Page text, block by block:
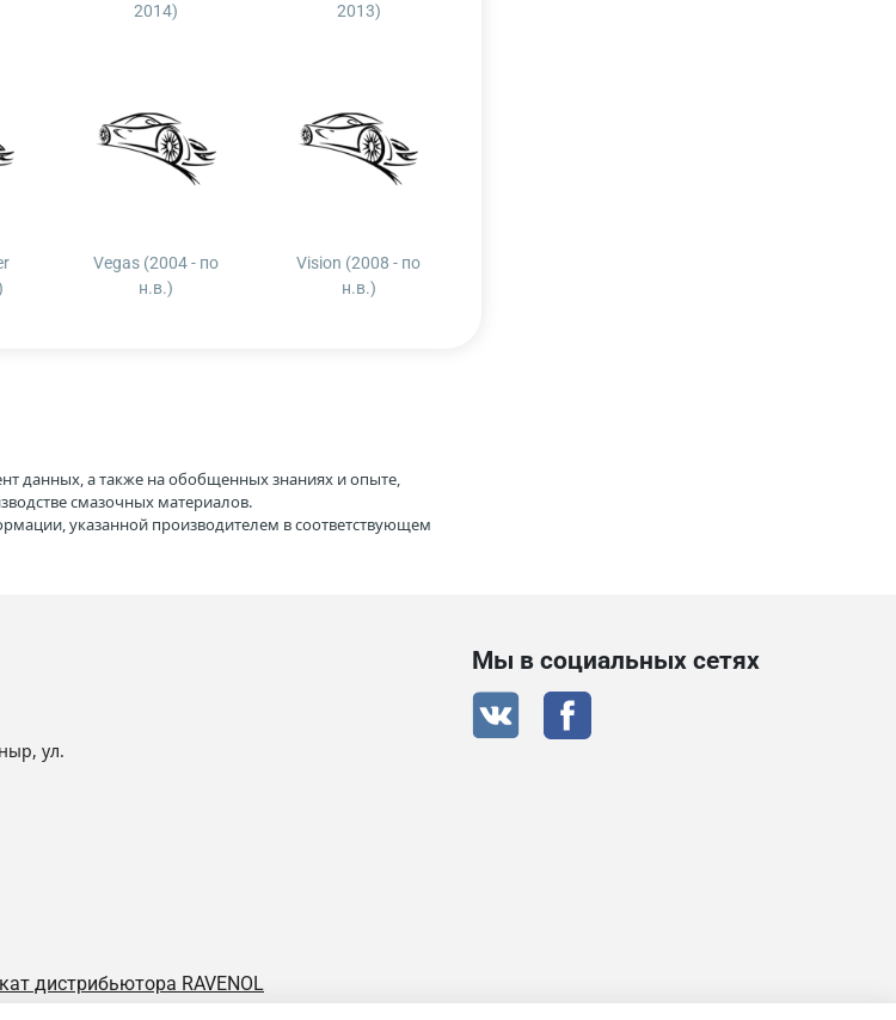
2014)
2013)
Vegas (2004 - по
н.в.)
Vision (2008 - по
н.в.)
данных, а также на обобщенных знаниях и опыте,
смазочных материалов.
указанной производителем в соответствующем
ул.
Мы в социальных сетях
дистрибьютора RAVENOL